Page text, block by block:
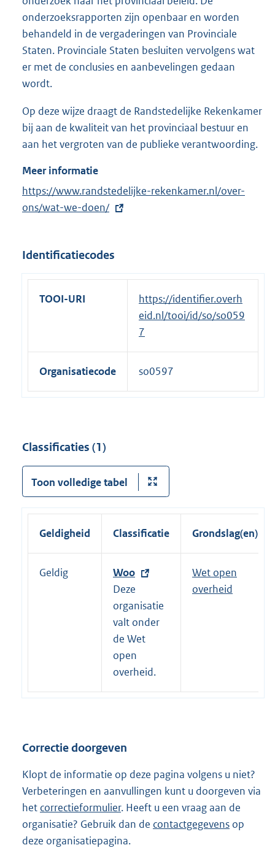
onderzoeksrapporten zijn openbaar en worden
behandeld in de vergaderingen van Provinciale
Staten. Provinciale Staten besluiten vervolgens wat
er met de conclusies en aanbevelingen gedaan
wordt.
Op deze wijze draagt de Randstedelijke Rekenkamer
bij aan de kwaliteit van het provinciaal bestuur en
aan het vergroten van de publieke verantwoording.
Meer informatie
E
x
r
n
https://www.randstedelijke-rekenkamer.nl/over-
ons/wat-we-doen/
Identificatiecodes
TOOI-URI
https://identifier.overh
eid.nl/tooi/id/so/so059
7
Organisatiecode so0597
Classificaties (1)
Toon volledige tabel
Geldigheid Classificatie Grondslag(en)
Geldig
E
x
t
e
r
n
e
l
:
Woo
Deze
organisatie
valt onder
de Wet
open
overheid.
Wet open
overheid
Correctie doorgeven
Klopt de informatie op deze pagina volgens u niet?
Verbeteringen en aanvullingen kunt u doorgeven via
het correctieformulier. Heeft u een vraag aan de
organisatie? Gebruik dan de contactgegevens op
deze organisatiepagina.